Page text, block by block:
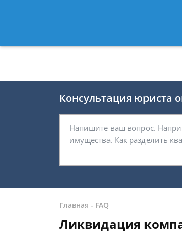
-
Консультация юриста
Главная - FAQ
Ликвидация